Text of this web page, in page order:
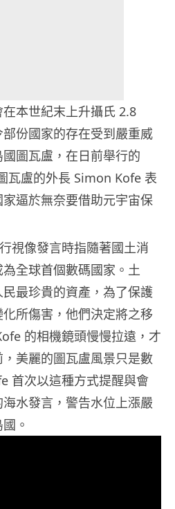
本世紀末上升攝氏 2.8
份國家的存在受到嚴重威
圖瓦盧，在日前舉行的
瓦盧的外長 Simon Kofe 表
逼於無奈要借助元宇宙保
視像發言時指隨著國土消
全球首個數碼國家。土
最珍貴的資產，為了保護
所傷害，他們決定將之移
的相機鏡頭慢慢拉遠，才
美麗的圖瓦盧風景只是數
首次以這種方式提醒與會
水發言，警告水位上漲嚴
。